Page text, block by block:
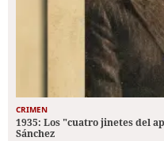
CRIMEN
1935: Los "cuatro jinetes del
Sánchez